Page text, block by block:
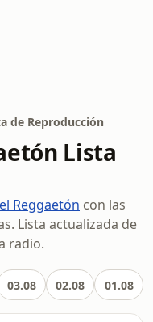
de Reproducción
Lista
Reggaetón con las
Lista actualizada de
radio.
03.08 02.08 01.08